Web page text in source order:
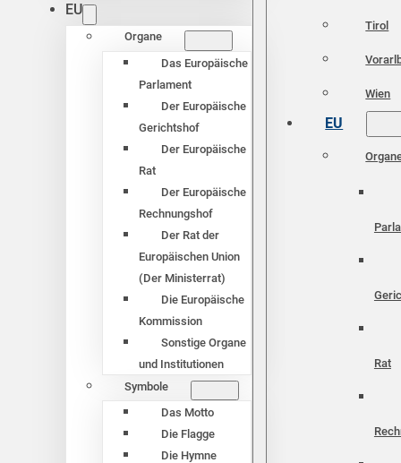
EU
Organe
Das Europäische
Parlament
Der Europäische
Gerichtshof
Der Europäische
Rat
Der Europäische
Rechnungshof
Der Rat der
Europäischen Union
(Der Ministerrat)
Die Europäische
Kommission
Sonstige Organe
und Institutionen
Symbole
Das Motto
Die Flagge
Die Hymne
Tirol
Wien
EU
Rat